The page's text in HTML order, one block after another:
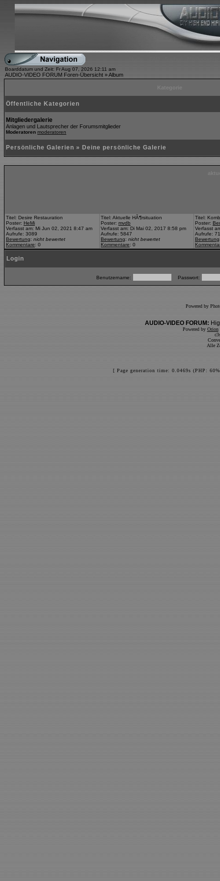
Boarddatum und Zeit: Fr Aug 07, 2026 12:11 am
AUDIO-VIDEO FORUM Foren-Übersicht »Album
Öffentliche Kategorien
Mitgliedergalerie
Anlagen und Lautsprecher der Forumsmitglieder
Moderatoren moderatoren
Persönliche Galerien » Deine persönliche Galerie
Titel: Desire Restauration
Poster: HeMi
Verfasst am: Mi Jun 02, 2021 8:47 am
Aufrufe: 3089
Bewertung: nicht bewertet
Kommentare: 0
Titel: Aktuelle HÃ¶rsituation
Poster: mvdb
Verfasst am: Di Mai 02, 2017 8:58 pm
Aufrufe: 5847
Bewertung: nicht bewertet
Kommentare: 0
Titel:
Poster:
Verfasst
Aufrufe:
Bewertung
Login
Benutzername: Passwort:
Powered by
AUDIO-VIDEO FORUM:
Powered by Orion
Alle
[ Page generation time: 0.0469s (PHP: